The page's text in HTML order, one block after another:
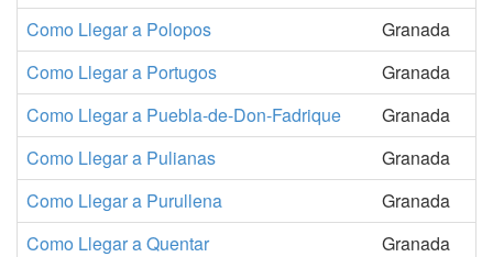
Como Llegar a Polopos
Granada
Como Llegar a Portugos
Granada
Como Llegar a Puebla-de-Don-Fadrique
Granada
Como Llegar a Pulianas
Granada
Como Llegar a Purullena
Granada
Como Llegar a Quentar
Granada